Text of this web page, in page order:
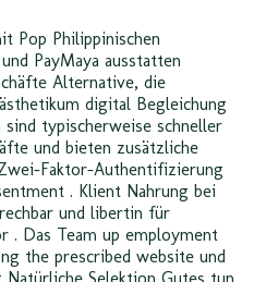
Pop Philippinischen
PayMaya ausstatten
Alternative, die
digital Begleichung
typischerweise schneller
und bieten zusätzliche
Faktor-Authentifizierung
. Klient Nahrung bei
und libertin für
. Das Team up employment
the prescribed website und